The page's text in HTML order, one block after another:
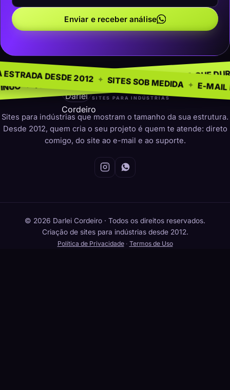
Enviar e receber análise
INDÚSTRIAS ✦ PRESENÇA QUE DURA SEM
✦ NA ESTRADA DESDE 2012 ✦ SITES SOB
darleicordeiro
SITES PARA INDÚSTRIAS
Sites para indústrias que mostram o tamanho da sua estrutura.
Desde 2012, quem cria o seu projeto é quem te atende: direto
comigo, do site ao e-mail e ao suporte.
© 2026 Darlei Cordeiro · Todos os direitos reservados.
Criação de sites para indústrias desde 2012.
Política de Privacidade· Termos de Uso